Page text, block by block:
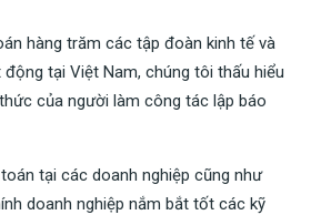
hàng trăm các tập đoàn kinh tế và
tại Việt Nam, chúng tôi thấu hiểu
của người làm công tác lập báo
tại các doanh nghiệp cũng như
doanh nghiệp nắm bắt tốt các kỹ